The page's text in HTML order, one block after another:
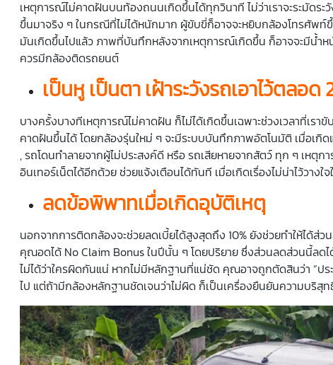
เหตุการณ์ไม่คาดฝันบนท้องถนนเกิดขึ้นได้ทุกวินาที ไม่ว่าเราจะระมัดร
ขึ้นมาจริง ๆ ในกรณีที่ไม่ได้หนักมาก ผู้ขับขี่ก็อาจจะหยิบกล้องโทรศัพท์
มันเกิดขึ้นไปแล้ว ภาพที่บันทึกหลังจากเหตุการณ์เกิดขึ้น ก็อาจจะมีน้
ควรมีกล้องติดรถยนต์
เป็นหู เป็นตา เฝ้าระวังรถเอาไว้ตลอด
บางครั้งบางทีเหตุการณ์ไม่คาดฝัน ก็ไม่ได้เกิดขึ้นเฉพาะช่วงเวลาที่เรา
คาดฝันขึ้นได้ โดยกล้องรุ่นใหม่ ๆ จะมีระบบบันทึกภาพอัตโนมัติ เมื่อเกิ
, รถโดนทำลายจากผู้ไม่ประสงค์ดี หรือ รถเสียหายจากสัตว์ ทุก ๆ เห
อินเทอร์เน็ตได้อีกด้วย ช่วยแจ้งเตือนได้ทันที เมื่อเกิดเรื่องไม่น่าไว้วาง
ลดข้อพิพาทเมื่อเกิดอุบัติเหตุ
นอกจากการติดกล้องจะช่วยลดเบี้ยได้สูงสุดถึง 10% ยังช่วยทำให้ได้ส่
คุณอดได้ No Claim Bonus ในปีนั้น ๆ โดยปริยาย ซึ่งส่วนลดส่วนนี้ล
ไม่ได้ว่าใครผิดกันแน่ หากไม่มีหลักฐานที่แน่ชัด คุณอาจถูกตัดสินว่า “ป
ไป แต่ถ้ามีกล้องหลักฐานชัดเจนว่าไม่ผิด ก็เป็นเครื่องยืนยันความบริสุท